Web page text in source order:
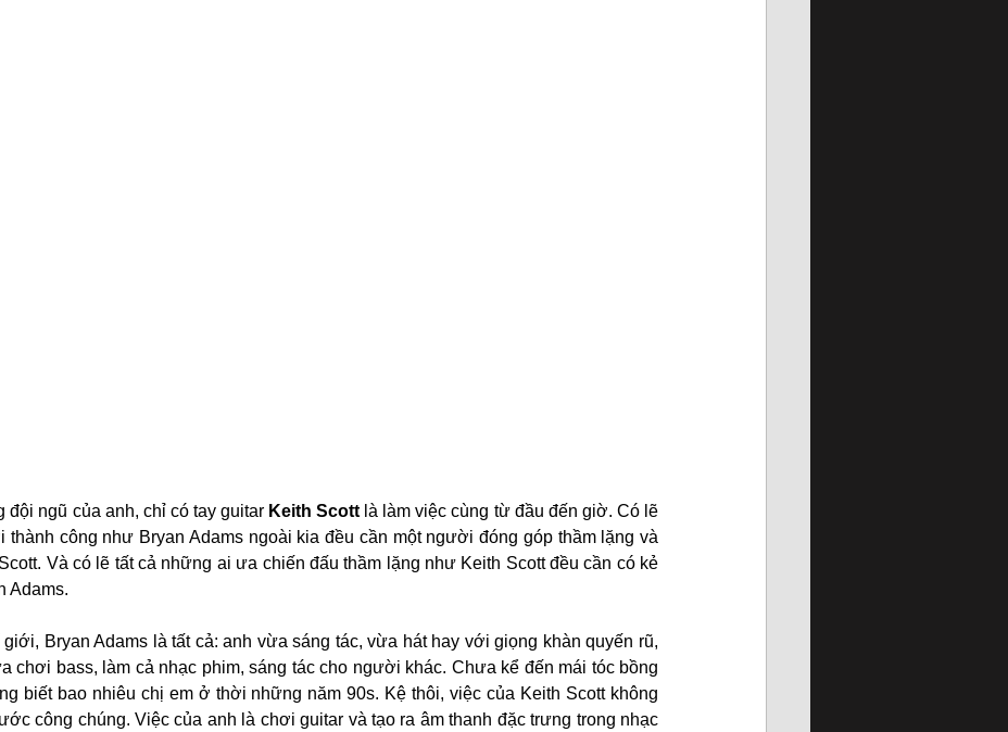
đội ngũ của anh, chỉ có tay guitar Keith Scott là làm việc cùng từ đầu đến giờ. Có lẽ
thành công như Bryan Adams ngoài kia đều cần một người đóng góp thầm lặng và
Và có lẽ tất cả những ai ưa chiến đấu thầm lặng như Keith Scott đều cần có kẻ
Adams.
Bryan Adams là tất cả: anh vừa sáng tác, vừa hát hay với giọng khàn quyến rũ,
chơi bass, làm cả nhạc phim, sáng tác cho người khác. Chưa kể đến mái tóc bồng
biết bao nhiêu chị em ở thời những năm 90s. Kệ thôi, việc của Keith Scott không
công chúng. Việc của anh là chơi guitar và tạo ra âm thanh đặc trưng trong nhạc